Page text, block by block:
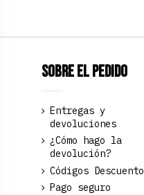
Sobre el pedido
Entregas y
devoluciones
¿Cómo hago la
devolución?
Códigos Descuento
Pago seguro